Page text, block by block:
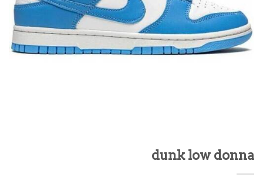
dunk low donna